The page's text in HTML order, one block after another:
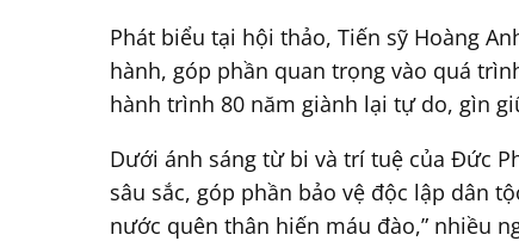
Phát biểu tại hội thảo, Tiến sỹ Hoàng
hành, góp phần quan trọng vào quá
hành trình 80 năm giành lại tự do, gìn
Dưới ánh sáng từ bi và trí tuệ của Đức
sâu sắc, góp phần bảo vệ độc lập dân
nước quên thân hiến máu đào,” nhiều